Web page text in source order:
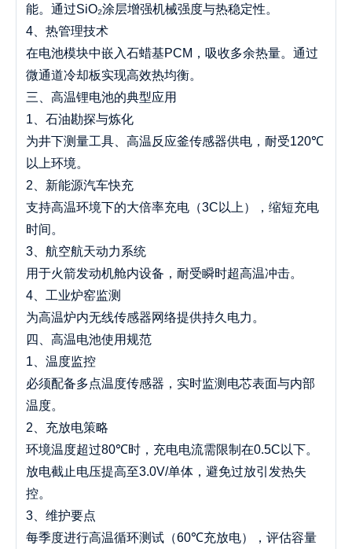
能。通过SiO₂涂层增强机械强度与热稳定性。
4、热管理技术
在电池模块中嵌入石蜡基PCM，吸收多余热量。通过
微通道冷却板实现高效热均衡。
三、高温锂电池的典型应用
1、石油勘探与炼化
为井下测量工具、高温反应釜传感器供电，耐受120℃
以上环境。
2、新能源汽车快充
支持高温环境下的大倍率充电（3C以上），缩短充电
时间。
3、航空航天动力系统
用于火箭发动机舱内设备，耐受瞬时超高温冲击。
4、工业炉窑监测
为高温炉内无线传感器网络提供持久电力。
四、高温电池使用规范
1、温度监控
必须配备多点温度传感器，实时监测电芯表面与内部
温度。
2、充放电策略
环境温度超过80℃时，充电电流需限制在0.5C以下。
放电截止电压提高至3.0V/单体，避免过放引发热失
控。
3、维护要点
每季度进行高温循环测试（60℃充放电），评估容量